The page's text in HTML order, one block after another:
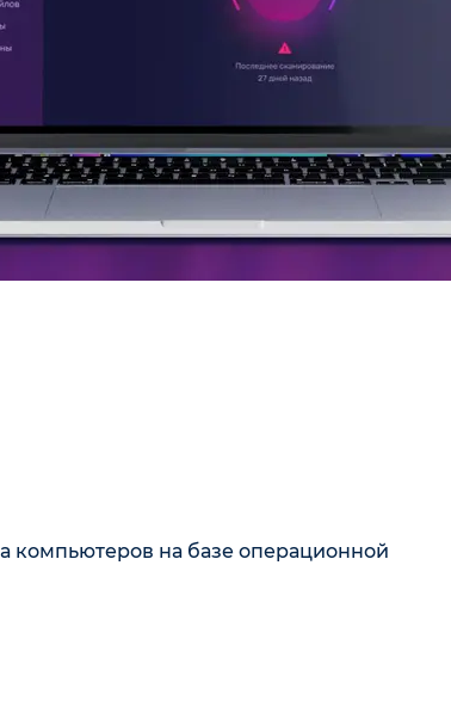
компьютеров на базе операционной